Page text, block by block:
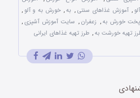
, آموزش غذاهای سنتی , به, خورش به و آلو ,
پخت خورش به, زعفران , سایت آموزش آشپزی ,
تهیه خورشت به, طرز تهیه غذاهای ایرانی